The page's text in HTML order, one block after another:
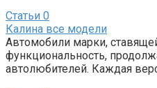
Статьи 0
Калина все модели
Автомобили марки,
функциональность,
автолюбителей. Каждая